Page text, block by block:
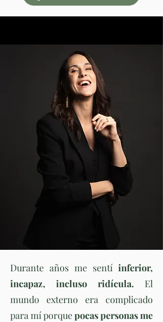
Durante años me sentí inferior,
incapaz, incluso ridícula. El
mundo externo era complicado
para mí porquepocas personas me